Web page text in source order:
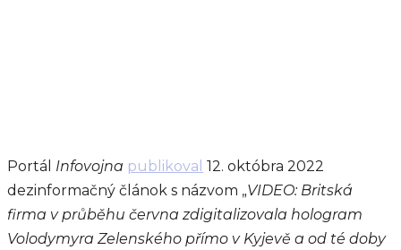
Portál Infovojna publikoval 12. októbra 2022
dezinformačný článok s názvom „VIDEO: Britská
firma v průběhu června zdigitalizovala hologram
Volodymyra Zelenského přímo v Kyjevě a od té doby